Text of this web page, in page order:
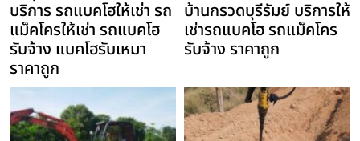
บริการ รถแบคโฮให้เช่า รถ
แม็คโครให้เช่า รถแบคโฮ
รับจ้าง แบคโฮรับเหมา
ราคาถูก
บ้านกรวดบุรีรัมย์ บริการให้
เช่ารถแบคโฮ รถแม็คโคร
รับจ้าง ราคาถูก